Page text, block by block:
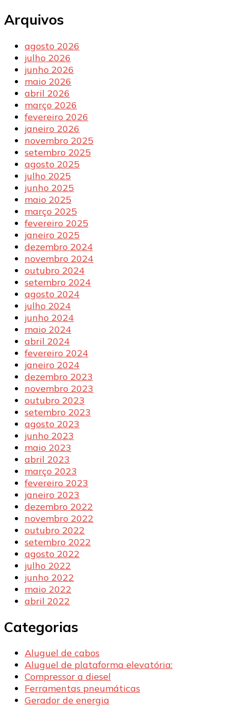
Arquivos
agosto 2026
julho 2026
junho 2026
maio 2026
abril 2026
março 2026
fevereiro 2026
janeiro 2026
novembro 2025
setembro 2025
agosto 2025
julho 2025
junho 2025
maio 2025
março 2025
fevereiro 2025
janeiro 2025
dezembro 2024
novembro 2024
outubro 2024
setembro 2024
agosto 2024
julho 2024
junho 2024
maio 2024
abril 2024
fevereiro 2024
janeiro 2024
dezembro 2023
novembro 2023
outubro 2023
setembro 2023
agosto 2023
junho 2023
maio 2023
abril 2023
março 2023
fevereiro 2023
janeiro 2023
dezembro 2022
novembro 2022
outubro 2022
setembro 2022
agosto 2022
julho 2022
junho 2022
maio 2022
abril 2022
Categorias
Aluguel de cabos
Aluguel de plataforma elevatória:
Compressor a diesel
Ferramentas pneumáticas
Gerador de energia